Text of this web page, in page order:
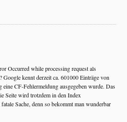
Occurred while processing request als
Google kennt derzeit ca. 601000 Einträge von
eine CF-Fehlermeldung ausgegeben wurde. Das
Seite wird trotzdem in den Index
Sache, denn so bekommt man wunderbar